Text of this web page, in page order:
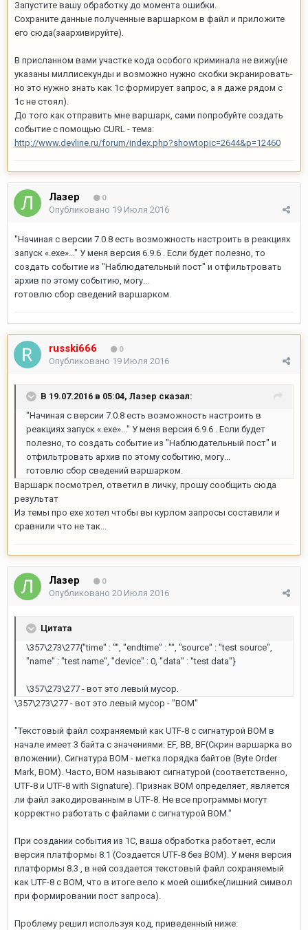
Запустите вашу обработку до момента ошибки.
Сохраните данные полученные варшарком в файл и приложите
его сюда(заархивируйте).
В присланном вами участке кода особого криминала не вижу(не
указаны миллисекунды и возможно нужно скобки экранировать-
но это нужно знать как 1с формирует запрос, а я даже рядом с
1с не стоял).
До того как отправить мне варшарк, сами попробуйте создать
событие с помощью CURL - тема:
http://www.devline.ru/forum/index.php?showtopic=2644&p=12460
Лазер 0
Опубликовано 19 Июля 2016
"Начиная с версии 7.0.8 есть возможность настроить в реакциях
запуск «.exe»..." У меня версия 6.9.6 . Если будет полезно, то
создать событие из "Наблюдательный пост" и отфильтровать
архив по этому событию, могу...
готовлю сбор сведений варшарком.
russki666 0
Опубликовано 19 Июля 2016
В 19.07.2016 в 05:04, Лазер сказал:
"Начиная с версии 7.0.8 есть возможность настроить в
реакциях запуск «.exe»..." У меня версия 6.9.6 . Если будет
полезно, то создать событие из "Наблюдательный пост" и
отфильтровать архив по этому событию, могу...
готовлю сбор сведений варшарком.
Варшарк посмотрел, ответил в личку, прошу сообщить сюда
результат
Из темы про exe хотел чтобы вы курлом запросы составили и
сравнили что не так...
Лазер 0
Опубликовано 20 Июля 2016
Цитата
\357\273\277{"time" : "", "endtime" : "", "source" : "test source",
"name" : "test name", "device" : 0, "data" : "test data"}
\357\273\277 - вот это левый мусор.
\357\273\277 - вот это левый мусор - "BOM"
"Текстовый файл сохраняемый как UTF-8 с сигнатурой BOM в
начале имеет 3 байта с значениями: EF, BB, BF(Скрин варшарка во
вложении). Сигнатура BOM - метка порядка байтов (Byte Order
Mark, BOM). Часто, BOM называют сигнатурой (соответственно,
UTF-8 и UTF-8 with Signature). Признак BOM определяет, является
ли файл закодированным в UTF-8. Не все программы могут
корректно работать с файлами с сигнатурой BOM."
При создании события из 1С, ваша обработка работает, если
версия платформы 8.1 (Создается UTF-8 без BOM). У меня версия
платформы 8.3 , в ней создается текстовый файл сохраняемый
как UTF-8 с BOM, что в итоге вело к моей ошибке(лишний символ
при формировании пост запроса).
Проблему решил используя код, приведенный ниже: